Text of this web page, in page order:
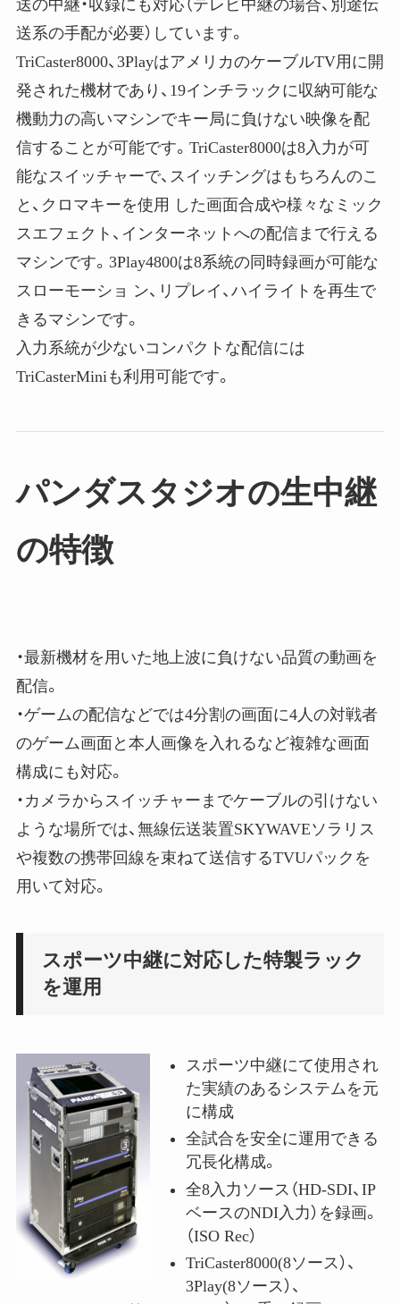
送の中継・収録にも対応（テレビ中継の場合、別途伝
送系の手配が必要）しています。
TriCaster8000、3PlayはアメリカのケーブルTV用に開
発された機材であり、19インチラックに収納可能な
機動力の高いマシンでキー局に負けない映像を配
信することが可能です。TriCaster8000は8入力が可
能なスイッチャーで、スイッチングはもちろんのこ
と、クロマキーを使用 した画面合成や様々なミック
スエフェクト、インターネットへの配信まで行える
マシンです。3Play4800は8系統の同時録画が可能な
スローモーショ ン、リプレイ、ハイライトを再生で
きるマシンです。
入力系統が少ないコンパクトな配信には
TriCasterMiniも利用可能です。
パンダスタジオの生中継
の特徴
・最新機材を用いた地上波に負けない品質の動画を
配信。
・ゲームの配信などでは4分割の画面に4人の対戦者
のゲーム画面と本人画像を入れるなど複雑な画面
構成にも対応。
・カメラからスイッチャーまでケーブルの引けない
ような場所では、無線伝送装置SKYWAVEソラリス
や複数の携帯回線を束ねて送信するTVUパックを
用いて対応。
スポーツ中継に対応した特製ラック
を運用
スポーツ中継にて使用され
た実績のあるシステムを元
に構成
全試合を安全に運用できる
冗長化構成。
全8入力ソース（HD-SDI、IP
ベースのNDI入力）を録画。
（ISO Rec）
TriCaster8000(8ソース）、
3Play(8ソース）、